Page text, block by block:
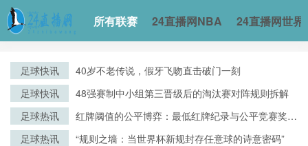
所有联赛 24直播网NBA 24直播网世界
足球快讯
40岁不老传说，假牙飞吻直击破门一刻
足球快讯
48强赛制中小组第三晋级后的淘汰赛对阵规则拆解
足球热讯
红牌阈值的公平博弈：最低红牌纪录与公平竞赛奖评
足球热讯 “规则之墙：当世界杯新规封存任意球的诗意密码”